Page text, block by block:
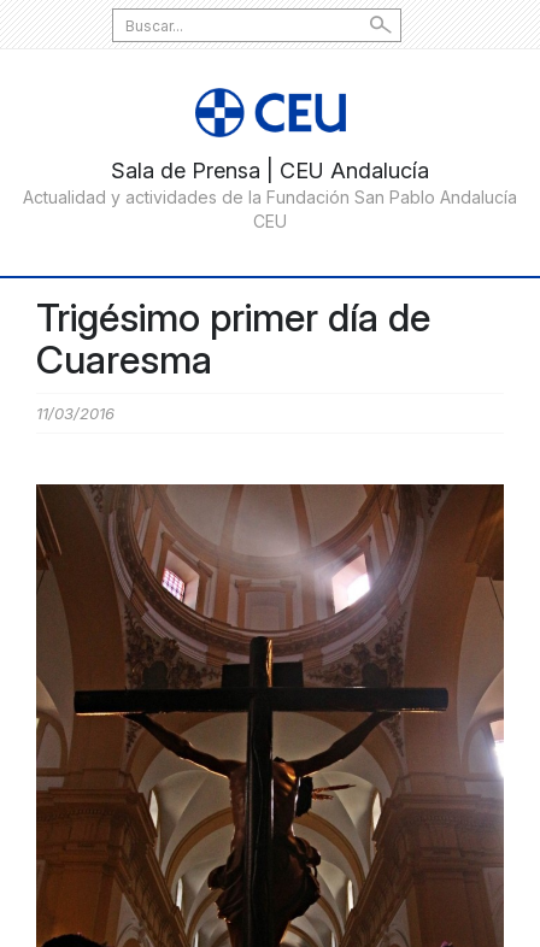
Search
for:
Trigésimo primer día de
Cuaresma
11/03/2016